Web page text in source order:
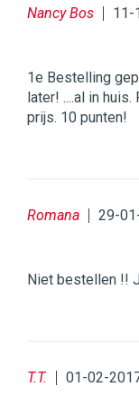
Nancy Bos 11-
1e Bestelling
later! ....al in
prijs. 10 punten!
Romana 29-
Niet bestellen !!
T.T. 01-02-